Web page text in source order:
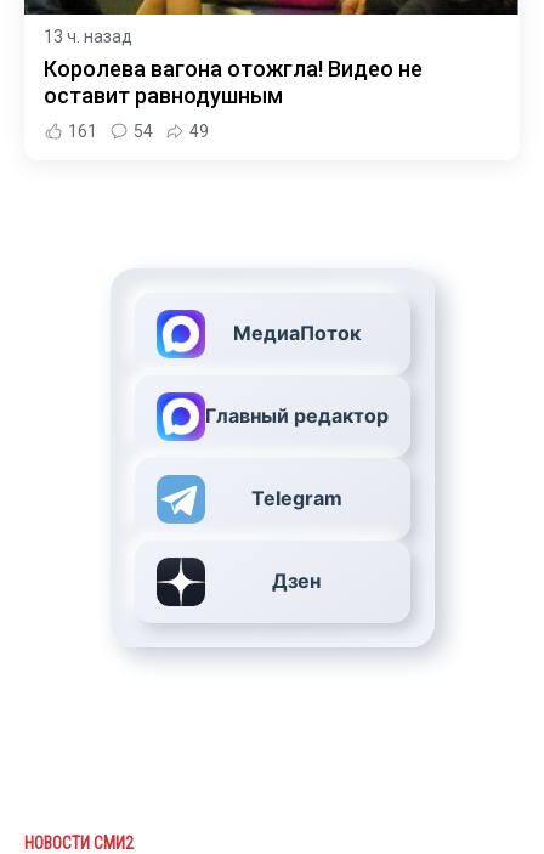
13 ч. назад
Королева вагона отожгла! Видео не
оставит равнодушным
161 54 49
МедиаПоток
Главный редактор
Telegram
Дзен
НОВОСТИ СМИ2